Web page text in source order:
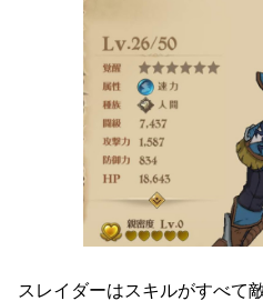
スレイダーはスキルがすべて